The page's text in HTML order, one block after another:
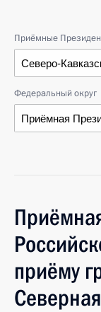
Приёмные
Северо-
Федеральный округ
Республика
приёму